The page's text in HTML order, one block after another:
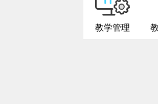
教学管理